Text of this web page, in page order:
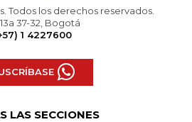
Todos los derechos reservados.
37-32, Bogotá
1 4227600
LAS SECCIONES